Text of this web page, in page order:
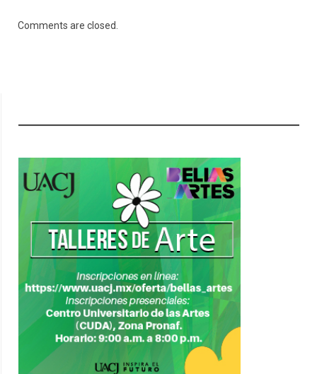
Comments are closed.